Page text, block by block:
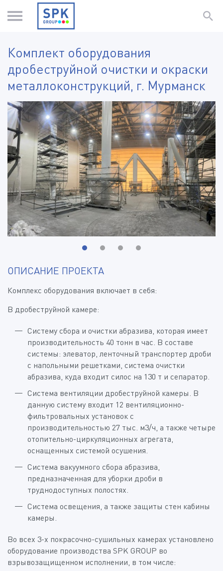
Комплект оборудования
дробеструйной очистки и окраски
металлоконструкций, г. Мурманск
ОПИСАНИЕ ПРОЕКТА
Комплекс оборудования включает в себя:
В дробеструйной камере:
Систему сбора и очистки абразива, которая имеет
производительность 40 тонн в час. В составе
системы: элеватор, ленточный транспортер дроби
с напольными решетками, система очистки
абразива, куда входит силос на 130 т и сепаратор.
Система вентиляции дробеструйной камеры. В
данную систему входит 12 вентиляционно-
фильтровальных установок с
производительностью 27 тыс. м3/ч, а также четыре
отопительно-циркуляционных агрегата,
оснащенных системой осушения.
Система вакуумного сбора абразива,
предназначенная для уборки дроби в
труднодоступных полостях.
Система освещения, а также защиты стен кабины
камеры.
Во всех 3-х покрасочно-сушильных камерах установлено
оборудование производства SPK GROUP во
взрывозащищенном исполнении, в том числе: